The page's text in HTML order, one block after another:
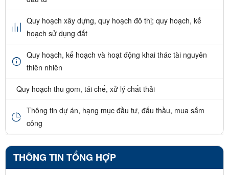
Quy hoạch xây dựng, quy hoạch đô thị; quy hoạch, kế
hoạch sử dụng đất
Quy hoạch, kế hoạch và hoạt động khai thác tài nguyên
thiên nhiên
Quy hoạch thu gom, tái chế, xử lý chất thải
Thông tin dự án, hạng mục đầu tư, đấu thầu, mua sắm
công
THÔNG TIN TỔNG HỢP